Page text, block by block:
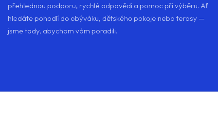
přehlednou podporu, rychlé odpovědi a pomoc při výběru. Ať
hledáte pohodlí do obýváku, dětského pokoje nebo terasy —
jsme tady, abychom vám poradili.